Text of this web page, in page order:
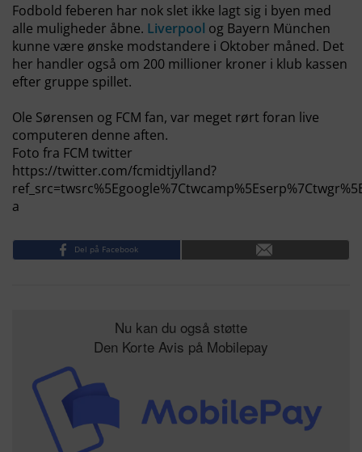
Fodbold feberen har nok slet ikke lagt sig i byen med
alle muligheder åbne. Liverpool og Bayern München
kunne være ønske modstandere i Oktober måned. Det
her handler også om 200 millioner kroner i klub kassen
efter gruppe spillet.
Ole Sørensen og FCM fan, var meget rørt foran live
computeren denne aften.
Foto fra FCM twitter
https://twitter.com/fcmidtjylland?
a
Del på Facebook
Nu kan du også støtte
Den Korte Avis på Mobilepay